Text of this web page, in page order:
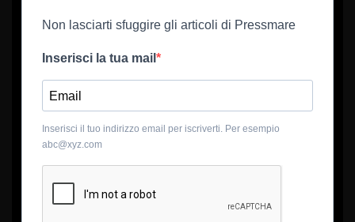
Non lasciarti sfuggire gli articoli di Pressmare
Inserisci la tua mail
Inserisci il tuo indirizzo email per iscriverti. Per esempio
abc@xyz.com